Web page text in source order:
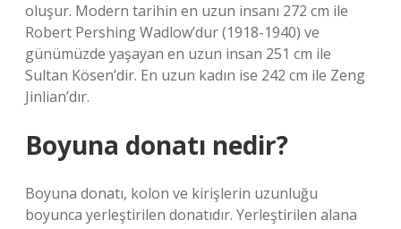
oluşur. Modern tarihin en uzun insanı 272 cm ile
Robert Pershing Wadlow’dur (1918-1940) ve
günümüzde yaşayan en uzun insan 251 cm ile
Sultan Kösen’dir. En uzun kadın ise 242 cm ile Zeng
Jinlian’dır.
Boyuna donatı nedir?
Boyuna donatı, kolon ve kirişlerin uzunluğu
boyunca yerleştirilen donatıdır. Yerleştirilen alana